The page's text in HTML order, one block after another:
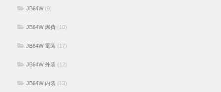
JB64W(9)
JB64W 燃費 (10)
JB64W 電装 (17)
JB64W 外装 (12)
JB64W 内装 (13)